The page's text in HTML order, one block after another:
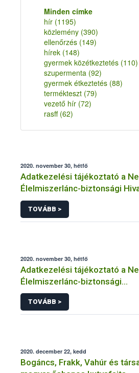
Minden címke
hír (1195)
közlemény (390)
ellenőrzés (149)
hírek (148)
gyermek közétkeztetés (110)
szupermenta (92)
gyermek étkeztetés (88)
termékteszt (79)
vezető hír (72)
rasff (62)
2020. november 30, hétfő
Adatkezelési tájékoztató a
Élelmiszerlánc-biztonsági
történő regisztrációhoz
adatkezelések vonatkozásában
TOVÁBB >
2020. november 30, hétfő
Adatkezelési tájékoztató a
Élelmiszerlánc-biztonsági
Hivatal tevékenységéhez
gyakorlásával összefüggő
TOVÁBB >
2020. december 22, kedd
Bogáncs, Frakk, Vahúr és